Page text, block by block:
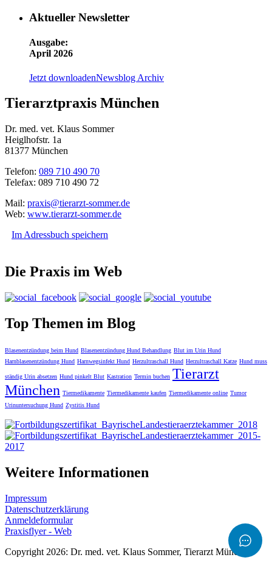
Aktueller Newsletter
Ausgabe:
April 2026
Jetzt downloadenNewsblog Archiv
Tierarztpraxis München
Dr. med. vet. Klaus Sommer
Heiglhofstr. 1a
81377 München
Telefon: 089 710 490 70
Telefax: 089 710 490 72
Mail: praxis@tierarzt-sommer.de
Web: www.tierarzt-sommer.de
Im Adressbuch speichern
Die Praxis im Web
Top Themen im Blog
Blasenentzündung beim Hund Blasenentzündung Hund Behandlung Blut im Urin Hund
Harnblasenentzündung Hund Harnwegsinfekt Hund Herzultraschall Hund Herzultraschall Katze Hund muss
ständig Urin absetzen Hund pinkelt Blut Kastration Termin buchen Tierarzt
München Tiermedikamente Tiermedikamente kaufen Tiermedikamente online Tumor
Urinuntersuchung Hund Zystitis Hund
Weitere Informationen
Impressum
Datenschutzerklärung
Anmeldeformular
Praxisflyer - Web
Copyright 2026: Dr. med. vet. Klaus Sommer, Tierarzt München